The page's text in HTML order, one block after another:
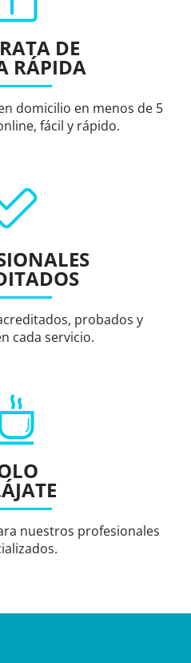
DE
RÁPIDA
domicilio en menos de 5
fácil y rápido.
probados y
cada servicio.
nuestros profesionales